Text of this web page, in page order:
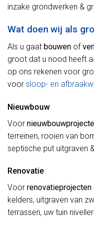
inzake grondwerken &
Wat doen wij als
Als u gaat bouwen of
groot dat u nood heeft
op ons rekenen voor
voor sloop- en
Nieuwbouw
Voor
terreinen, rooien van
septische put uitgraven
Renovatie
Voor renovatieprojecten
kelders, uitgraven van
terrassen, uw tuin